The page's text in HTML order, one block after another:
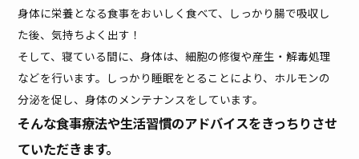
身体に栄養となる食事をおいしく食べて、しっかり腸で吸収し
た後、気持ちよく出す！
そして、寝ている間に、身体は、細胞の修復や産生・解毒処理
などを行います。しっかり睡眠をとることにより、ホルモンの
分泌を促し、身体のメンテナンスをしています。
そんな食事療法や生活習慣のアドバイスをきっちりさせ
ていただきます。